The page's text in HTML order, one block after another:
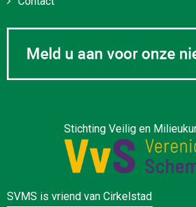
Stichting Veilig en
SVMS is vriend van Cirkelstad